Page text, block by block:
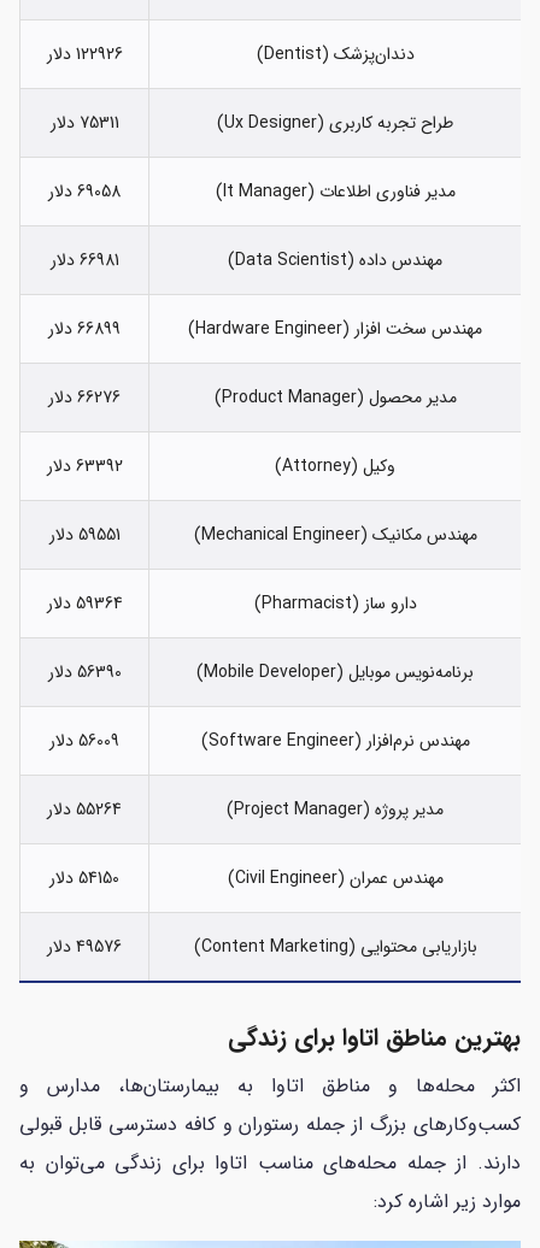
دندان‌پزشک (Dentist) 122926 دلار
طراح تجربه کاربری (Ux Designer) 75311 دلار
مدیر فناوری اطلاعات (It Manager) 69058 دلار
مهندس داده (Data Scientist) 66981 دلار
مهندس سخت افزار (Hardware Engineer) 66899 دلار
مدیر محصول (Product Manager) 66276 دلار
وکیل (Attorney) 63392 دلار
مهندس مکانیک (Mechanical Engineer) 59551 دلار
دارو ساز (Pharmacist) 59364 دلار
برنامه‌نویس موبایل (Mobile Developer) 56390 دلار
مهندس نرم‌افزار (Software Engineer) 56009 دلار
مدیر پروژه (Project Manager) 55264 دلار
مهندس عمران (Civil Engineer) 54150 دلار
بازاریابی محتوایی (Content Marketing) 49576 دلار
بهترین مناطق اتاوا برای زندگی
اکثر محله‌ها و مناطق اتاوا به بیمارستان‌ها، مدارس و
کسب‌وکارهای بزرگ از جمله رستوران و کافه دسترسی قابل قبولی
دارند. از جمله محله‌های مناسب اتاوا برای زندگی می‌توان به
موارد زیر اشاره کرد: